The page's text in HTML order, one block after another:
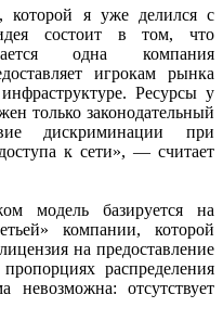
которой я уже делился с
идея состоит в том, что
одна компания
игрокам рынка
Ресурсы у
только законодательный
дискриминации при
к сети», — считает
модель базируется на
компании, которой
на предоставление
распределения
отсутствует